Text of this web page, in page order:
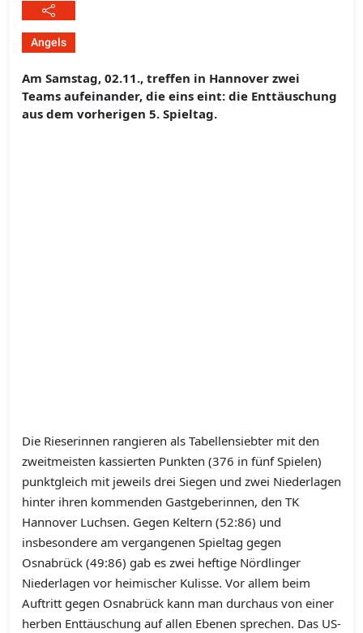
Angels
Am Samstag, 02.11., treffen in Hannover zwei
Teams aufeinander, die eins eint: die Enttäuschung
aus dem vorherigen 5. Spieltag.
Die Rieserinnen rangieren als Tabellensiebter mit den
zweitmeisten kassierten Punkten (376 in fünf Spielen)
punktgleich mit jeweils drei Siegen und zwei Niederlagen
hinter ihren kommenden Gastgeberinnen, den TK
Hannover Luchsen. Gegen Keltern (52:86) und
insbesondere am vergangenen Spieltag gegen
Osnabrück (49:86) gab es zwei heftige Nördlinger
Niederlagen vor heimischer Kulisse. Vor allem beim
Auftritt gegen Osnabrück kann man durchaus von einer
herben Enttäuschung auf allen Ebenen sprechen. Das US-